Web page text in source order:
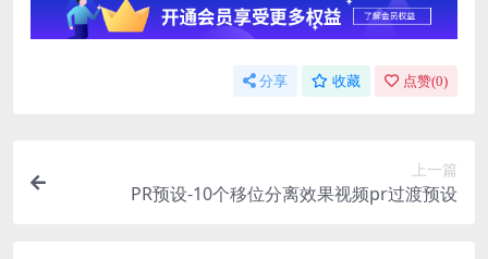
分享 收藏 点赞(0)
上一篇
PR预设-10个移位分离效果视频pr过渡预设